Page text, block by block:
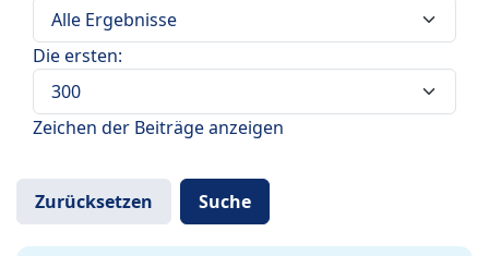
Die ersten:
Zeichen der Beiträge anzeigen